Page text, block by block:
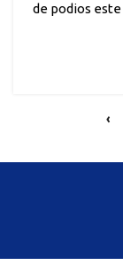
de podios
‹